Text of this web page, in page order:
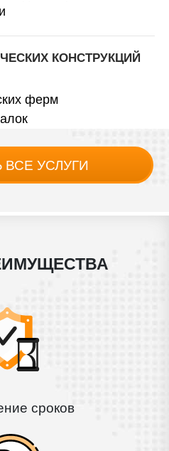
КОНСТРУКЦИЙ
ферм
ВСЕ УСЛУГИ
сроков